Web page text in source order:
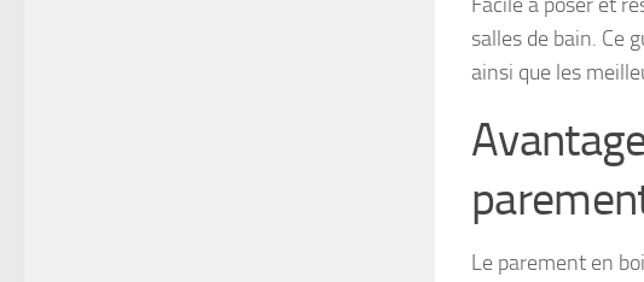
salles de bain. Ce
ainsi que les
Le parement en